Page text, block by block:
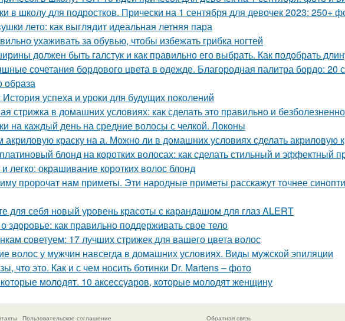
в школу для подростков. Прически на 1 сентября для девочек 2023: 250+
лето: как выглядит идеальная летняя пара
ухаживать за обувью, чтобы избежать грибка ногтей
должен быть галстук и как правильно его выбрать. Как подобрать
сочетания бордового цвета в одежде. Благородная палитра бордо: 20
образа
История успеха и уроки для будущих поколений
стрижка в домашних условиях: как сделать это правильно и безболезненно
на каждый день на средние волосы с челкой. Локоны
акриловую краску на а. Можно ли в домашних условиях сделать акриловую
блонд на коротких волосах: как сделать стильный и эффектный
легко: окрашивание коротких волос блонд
пророчат нам приметы. Эти народные приметы расскажут точнее
для себя новый уровень красоты с карандашом для глаз ALERT
здоровье: как правильно поддерживать свое тело
советуем: 17 лучших стрижек для вашего цвета волос
волос у мужчин навсегда в домашних условиях. Виды мужской эпиляции
что это. Как и с чем носить ботинки Dr. Martens – фото
молодят. 10 аксессуаров, которые молодят женщину
Пользовательское соглашение Обратная связь